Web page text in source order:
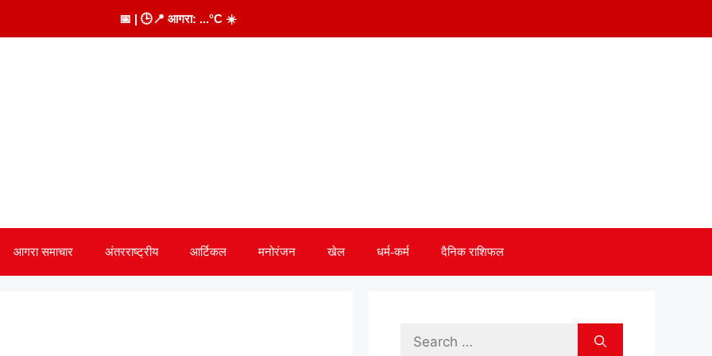
📅 | 🕒📍 आगरा: ...°C ☀️
आगरा समाचार अंतरराष्ट्रीय आर्टिकल मनोरंजन खेल धर्म-कर्म दैनिक राशिफल
Search